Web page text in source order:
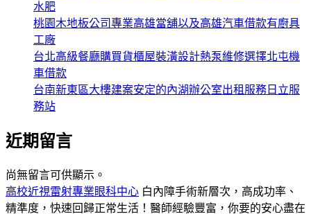
水肥
桃園木地板公司專業高雄當舖以及高雄汽車借款有廚具
工廠
台北高級餐廳購買貨櫃屋裝潢設計熱泵維修選擇北屯機
車借款
台南新東區大樓建案安定的內湖辦公室出租服務日立服
務站
近期留言
尚無留言可供顯示。
高校近視雷射專業眼科中心 白內障手術新層次，高成功率、
精準度，快速回歸正常生活！醫師經驗豐富，你要的安心盡在